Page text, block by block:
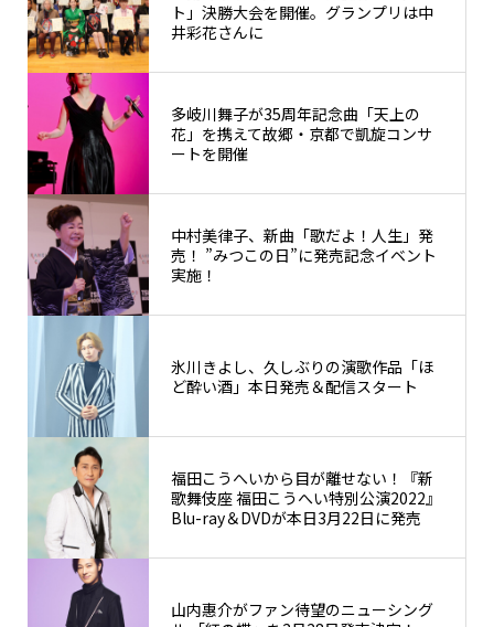
ト」決勝大会を開催。グランプリは中
井彩花さんに
多岐川舞子が35周年記念曲「天上の
花」を携えて故郷・京都で凱旋コンサ
ートを開催
中村美律子、新曲「歌だよ！人生」発
売！ ”みつこの日”に発売記念イベント
実施！
氷川きよし、久しぶりの演歌作品「ほ
ど酔い酒」本日発売＆配信スタート
福田こうへいから目が離せない！『新
歌舞伎座 福田こうへい特別公演2022』
Blu-ray＆DVDが本日3月22日に発売
山内惠介がファン待望のニューシング